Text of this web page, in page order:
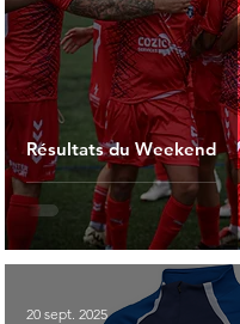
Résultats du Weekend
20 sept. 2025